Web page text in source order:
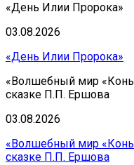
«День Илии Пророка»
03.08.2026
«День Илии Пророка»
«Волшебный мир
сказке П.П. Ершова
03.08.2026
«Волшебный мир
сказке П.П. Ершова